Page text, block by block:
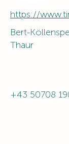
https://
Bert-
Thaur
+43 50708